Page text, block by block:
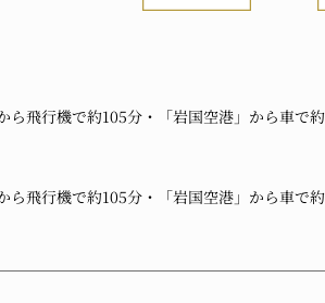
ら飛行機で約105分・「岩国空港」から車で約
ら飛行機で約105分・「岩国空港」から車で約